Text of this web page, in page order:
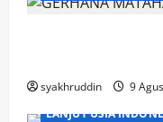
syakhruddin 9
LANJUT USIA